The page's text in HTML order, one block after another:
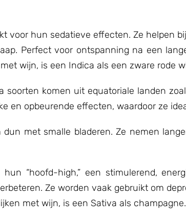
voor hun sedatieve effecten. Ze helpen
Perfect voor ontspanning na een
wijn, is een Indica als een zware rode
soorten komen uit equatoriale landen
en opbeurende effecten, waardoor ze
met smalle bladeren. Ze nemen
“hoofd-high,” een stimulerend,
Ze worden vaak gebruikt om
met wijn, is een Sativa als champagne.